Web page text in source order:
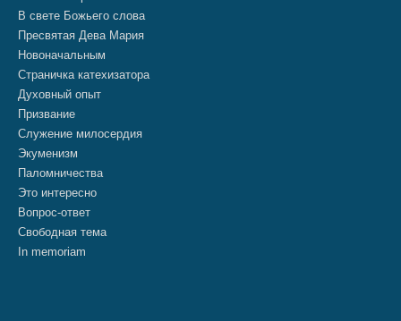
В свете Божьего слова
Пресвятая Дева Мария
Новоначальным
Страничка катехизатора
Духовный опыт
Призвание
Служение милосердия
Экуменизм
Паломничества
Это интересно
Вопрос-ответ
Свободная тема
In memoriam